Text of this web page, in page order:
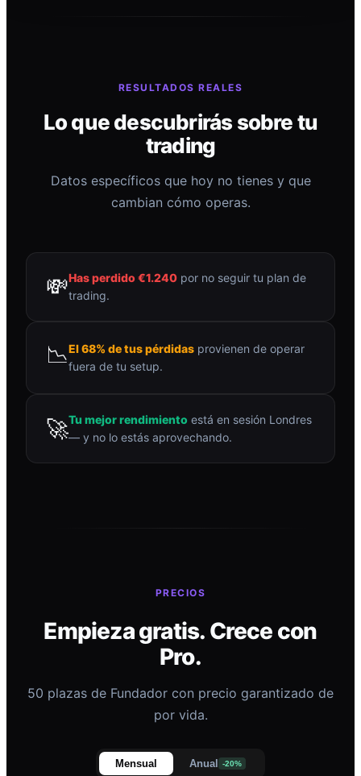
RESULTADOS REALES
Lo que descubrirás sobre tu
trading
Datos específicos que hoy no tienes y que
cambian cómo operas.
💸Has perdido €1.240 por no seguir tu plan de
trading.
📉El 68% de tus pérdidas provienen de operar
fuera de tu setup.
🚀Tu mejor rendimiento está en sesión Londres
— y no lo estás aprovechando.
PRECIOS
Empieza gratis. Crece con
Pro.
50 plazas de Fundador con precio garantizado de
por vida.
Mensual Anual -20%